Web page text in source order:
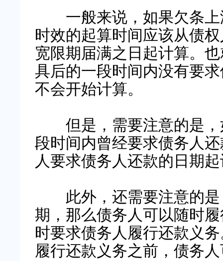
一般来说，如果欠条上
时效的起算时间应该从债
宽限期届满之日起计算。
具后的一段时间内没有要
不会开始计算。
但是，需要注意的是，
段时间内曾经要求债务人
人要求债务人还款的日期
此外，还需要注意的是
期，那么债务人可以随时
时要求债务人履行还款义
履行还款义务之前，债务